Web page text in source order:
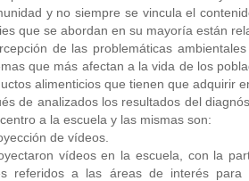
y no siempre se vincula el
que se abordan en su mayoría están
de las problemáticas
que más afectan a la vida de los
alimenticios que tienen que adquirir
de analizados los resultados del
a la escuela y las mismas son:
de vídeos.
vídeos en la escuela, con la
referidos a las áreas de interés para